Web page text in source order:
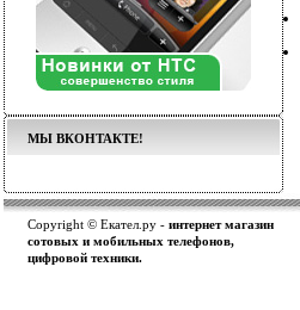
МЫ ВКОНТАКТЕ!
Copyright © Екател.ру - интернет магазин
сотовых и мобильных телефонов,
цифровой техники.